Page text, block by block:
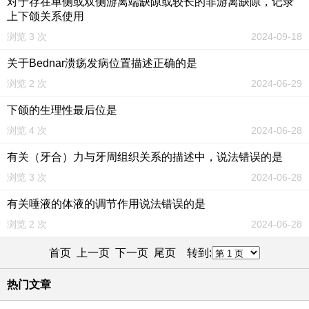
上下颌关系使用
浏览 3 次 2024-09-18
关于Bednar溃疡发病位置描述正确的是
浏览 2 次 2024-06-29
下颌的生理性最后位是
浏览 4 次 2024-06-28
有关（牙合）力与牙周组织关系的描述中，说法错误的是
浏览 3 次 2024-06-28
有关唾液的体液的调节作用说法错误的是
浏览 2 次 2024-06-28
首页 上一页 下一页 尾页 转到:
热门文章